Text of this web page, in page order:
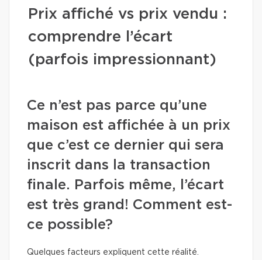
Prix affiché vs prix vendu :
comprendre l’écart
(parfois impressionnant)
Ce n’est pas parce qu’une
maison est affichée à un prix
que c’est ce dernier qui sera
inscrit dans la transaction
finale. Parfois même, l’écart
est très grand! Comment est-
ce possible?
Quelques facteurs expliquent cette réalité.